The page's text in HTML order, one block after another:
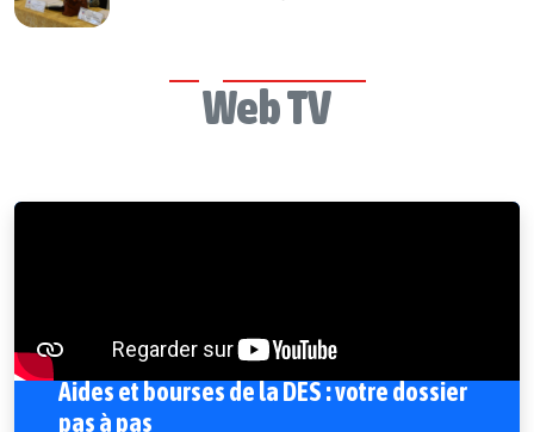
Web TV
Aides et bourses de la DES : votre dossier
pas à pas